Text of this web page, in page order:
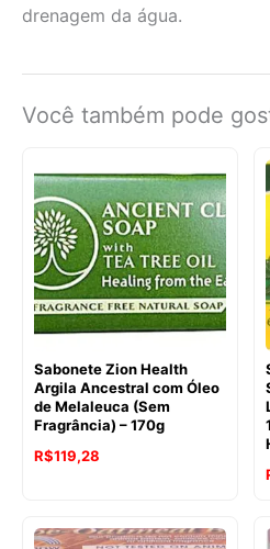
drenagem da água.
Você também pode
Sabonete Zion Health
Argila Ancestral com Óleo
de Melaleuca (Sem
Fragrância) – 170g
R$119,28